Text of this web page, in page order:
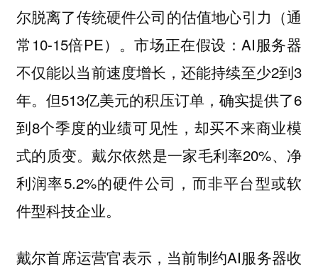
尔脱离了传统硬件公司的估值地心引力（通
常10-15倍PE）。市场正在假设：AI服务器
不仅能以当前速度增长，还能持续至少2到3
年。但513亿美元的积压订单，确实提供了6
到8个季度的业绩可见性，却买不来商业模
式的质变。戴尔依然是一家毛利率20%、净
利润率5.2%的硬件公司，而非平台型或软
件型科技企业。
戴尔首席运营官表示，当前制约AI服务器收